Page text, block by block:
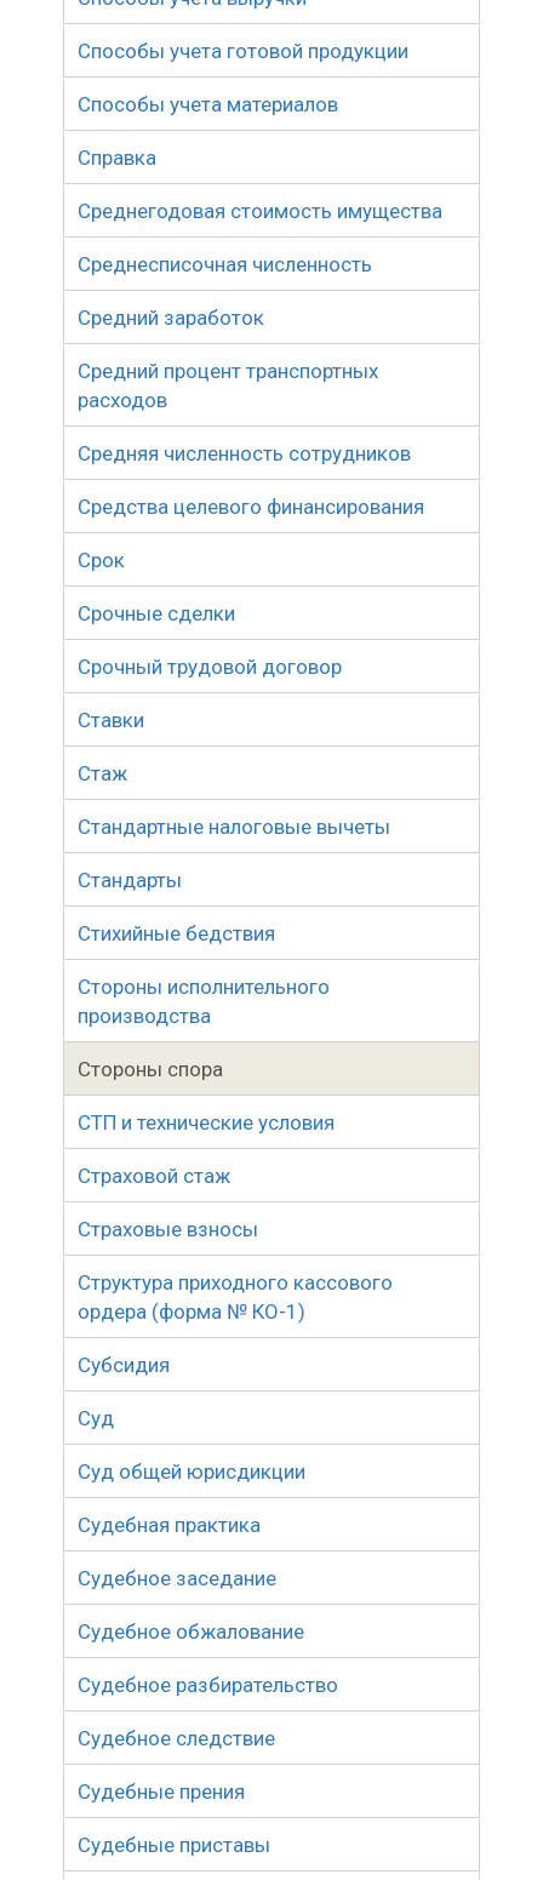
Способы учета готовой продукции
Способы учета материалов
Справка
Среднегодовая стоимость имущества
Среднесписочная численность
Средний заработок
Средний процент транспортных
расходов
Средняя численность сотрудников
Средства целевого финансирования
Срок
Срочные сделки
Срочный трудовой договор
Ставки
Стаж
Стандартные налоговые вычеты
Стандарты
Стихийные бедствия
Стороны исполнительного
производства
Стороны спора
СТП и технические условия
Страховой стаж
Страховые взносы
Структура приходного кассового
ордера (форма № КО-1)
Субсидия
Суд
Суд общей юрисдикции
Судебная практика
Судебное заседание
Судебное обжалование
Судебное разбирательство
Судебное следствие
Судебные прения
Судебные приставы